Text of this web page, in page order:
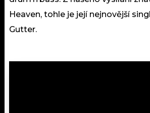
Heaven, tohle je její nejnovější
Gutter.